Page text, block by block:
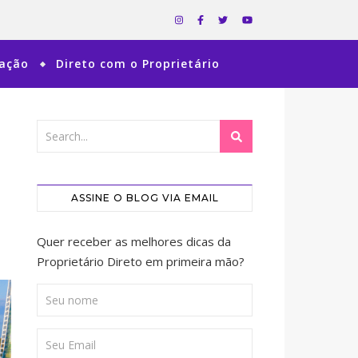
Direto com o Proprietário
ASSINE O BLOG VIA EMAIL
Quer receber as melhores dicas da
Proprietário Direto em primeira mão?